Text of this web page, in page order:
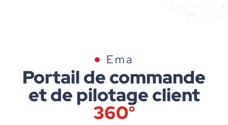
Ema
Portail de commande
et de pilotage client
360°